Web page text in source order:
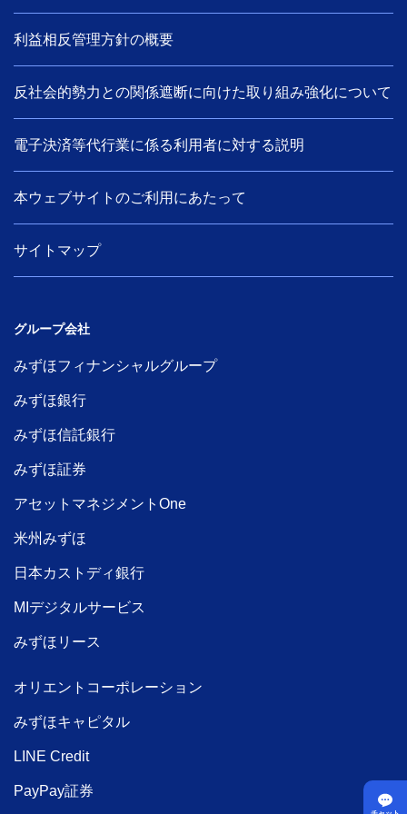
利益相反管理方針の概要
反社会的勢力との関係遮断に向けた取り組み強化について
電子決済等代行業に係る利用者に対する説明
本ウェブサイトのご利用にあたって
サイトマップ
グループ会社
みずほフィナンシャルグループ
みずほ銀行
みずほ信託銀行
みずほ証券
アセットマネジメントOne
米州みずほ
日本カストディ銀行
MIデジタルサービス
みずほリース
オリエントコーポレーション
みずほキャピタル
LINE Credit
PayPay証券